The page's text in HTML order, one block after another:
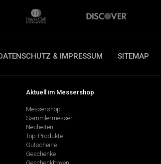
& IMPRESSUM SITEMAP
Aktuell im Messershop
Messershop
Sammlermesser
Neuheiten
Top-Produkte
Gutscheine
Geschenke